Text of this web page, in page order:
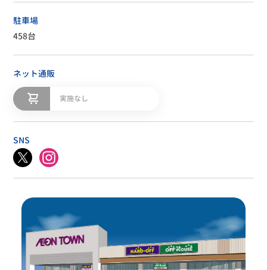
駐車場
458台
ネット通販
実施なし
SNS